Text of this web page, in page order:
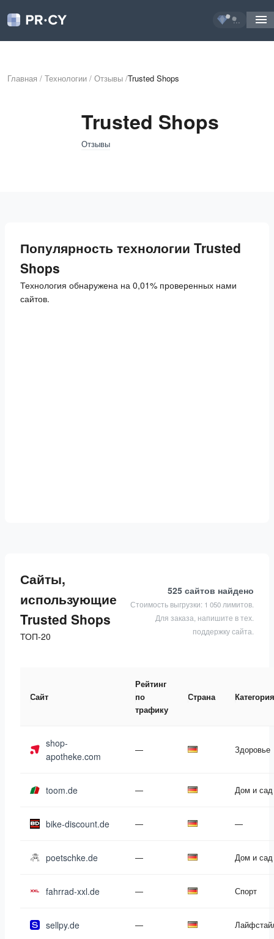
...
Главная / Технологии / Отзывы /Trusted Shops
Trusted Shops
Отзывы
Популярность технологии Trusted
Shops
Технология обнаружена на 0,01% проверенных нами
сайтов.
Сайты,
использующие
Trusted Shops
ТОП-20
525 сайтов найдено
Стоимость выгрузки: 1 050 лимитов.
Для заказа, напишите в тех.
поддержку сайта.
Сайт
Рейтинг
по
трафику
Страна Категория
shop-
apotheke.com
— Здоровье
toom.de — Дом и сад
bike-discount.de — —
poetschke.de — Дом и сад
fahrrad-xxl.de — Спорт
sellpy.de —